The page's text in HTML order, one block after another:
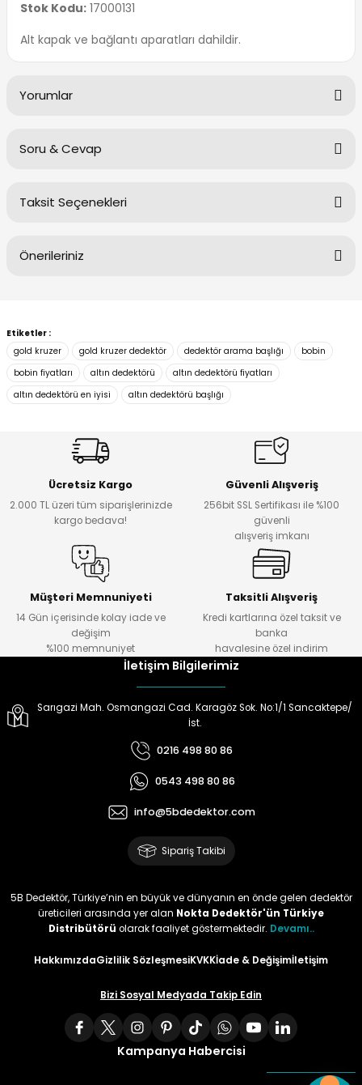
Stok Kodu: 17000131
Alt kapak ve bağlantı aparatları dahildir.
Yorumlar
Soru & Cevap
Taksit Seçenekleri
Önerileriniz
konularda yetersiz gördüğünüz noktaları öneri formunu
kullanarak tarafımıza iletebilirsiniz.
Görüş ve önerileriniz için teşekkür ederiz.
Ürün resmi kalitesiz, bozuk veya görüntülenemiyor.
Ürün bilgilerinde hatalar bulunuyor.
Ürün fiyatı diğer sitelerden daha pahalı.
Bu ürüne benzer farklı alternatifler olmalı.
Etiketler :
gold kruzer
gold kruzer dedektör dedektör arama başlığı
bobin
bobin fiyatları
altın dedektörü
altın dedektörü fiyatları
altın dedektörü en iyisi
altın dedektörü başlığı
Ücretsiz Kargo
2.000 TL üzeri tüm siparişlerinizde
kargo bedava!
Güvenli Alışveriş
256bit SSL Sertifikası ile %100
güvenli
alışveriş imkanı
Müşteri Memnuniyeti
14 Gün içerisinde kolay iade ve
değişim
%100 memnuniyet
Taksitli Alışveriş
Kredi kartlarına özel taksit ve
banka
havalesine özel indirim
İletişim Bilgilerimiz
Sarıgazi Mah. Osmangazi Cad. Karagöz Sok. No:1/1 Sancaktepe/
İst.
0216 498 80 86
0543 498 80 86
info@5bdedektor.com
Sipariş Takibi
5B Dedektör, Türkiye’nin en büyük ve dünyanın en önde gelen dedektör
üreticileri arasında yer alan Nokta Dedektör'ün Türkiye
Distribütörü olarak faaliyet göstermektedir. Devamı..
HakkımızdaGizlilik SözleşmesiKVKKİade & Değişimİletişim
Bizi Sosyal Medyada Takip Edin
Kampanya Habercisi